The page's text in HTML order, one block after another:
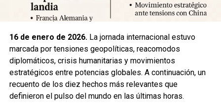
Fuente: 5to Poder Agencia de Noticias
16 de enero de 2026.La jornada internacional estuvo
marcada por tensiones geopolíticas, reacomodos
diplomáticos, crisis humanitarias y movimientos
estratégicos entre potencias globales. A continuación, un
recuento de los diez hechos más relevantes que
definieron el pulso del mundo en las últimas horas.